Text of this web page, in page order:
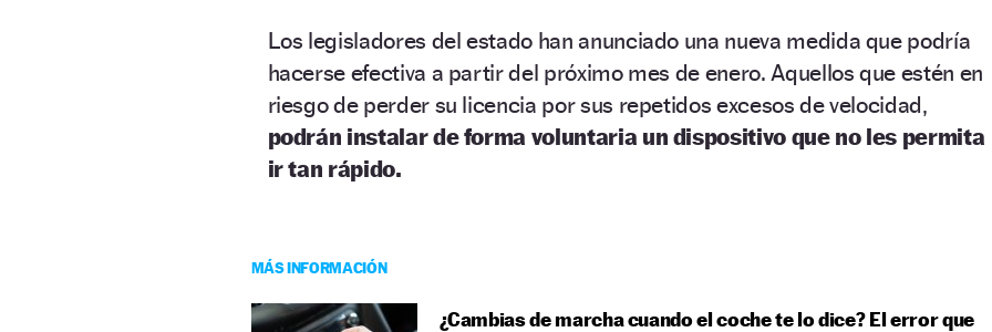
Los legisladores del estado han anunciado una nueva medida que podría
hacerse efectiva a partir del próximo mes de enero. Aquellos que estén en
riesgo de perder su licencia por sus repetidos excesos de velocidad,
podrán instalar de forma voluntaria un dispositivo que no les permita
ir tan rápido.
MÁS INFORMACIÓN
¿Cambias de marcha cuando el coche te lo dice? El error que